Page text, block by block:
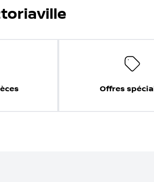
Offres